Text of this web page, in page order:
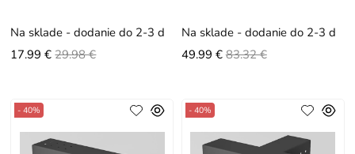
Na sklade - dodanie do 2-3 dní
17.99 € 29.98 €
Na sklade - dodanie do 2-3 dní
49.99 € 83.32 €
- 40% - 40%